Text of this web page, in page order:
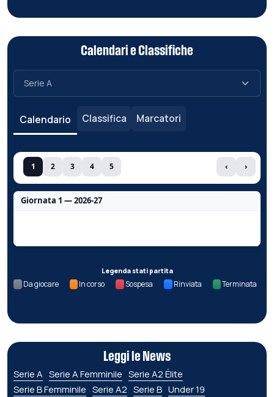
Calendari e Classifiche
Calendario Classifica Marcatori
1 2 3 4 5 ‹ ›
Giornata 1 — 2026-27
Legenda stati partita
Da giocare In corso Sospesa Rinviata Terminata
Leggi le News
Serie A Serie A Femminile Serie A2 Élite
Serie B Femminile Serie A2 Serie B Under 19